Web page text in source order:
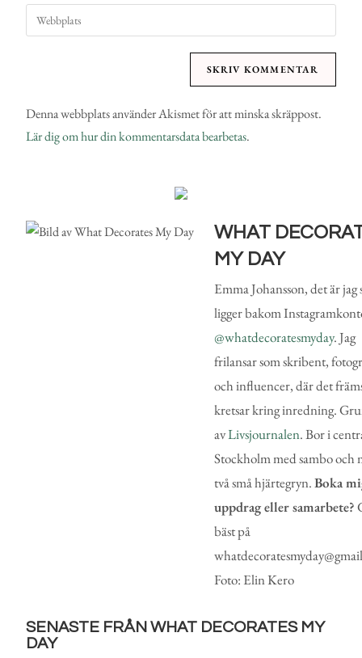
Denna webbplats använder Akismet för att minska skräppost.
Lär dig om hur din kommentarsdata bearbetas.
WHAT
MY DAY
Emma Johansson, det är jag
ligger bakom
@whatdecoratesmyday. Jag
frilansar som skribent,
och influencer, där det
kretsar kring inredning.
avLivsjournalen. Bor i
Stockholm med sambo och
två små hjärtegryn.Boka
uppdrag eller samarbete?
bäst på
Foto: Elin Kero
SENASTE FRÅN WHAT DECORATES MY
DAY